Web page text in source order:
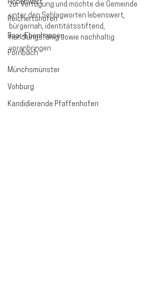
Hohenwart
Reichertshofen
Baar-Ebenhausen
Pörnbach
Münchsmünster
Vohburg
Kandidierende Pfaffenhofen
zur Verfügung und möchte die Gemeinde
unter den Schlagworten lebenswert,
bürgernah, identitätsstiftend,
handlungsfähig sowie nachhaltig
voranbringen.